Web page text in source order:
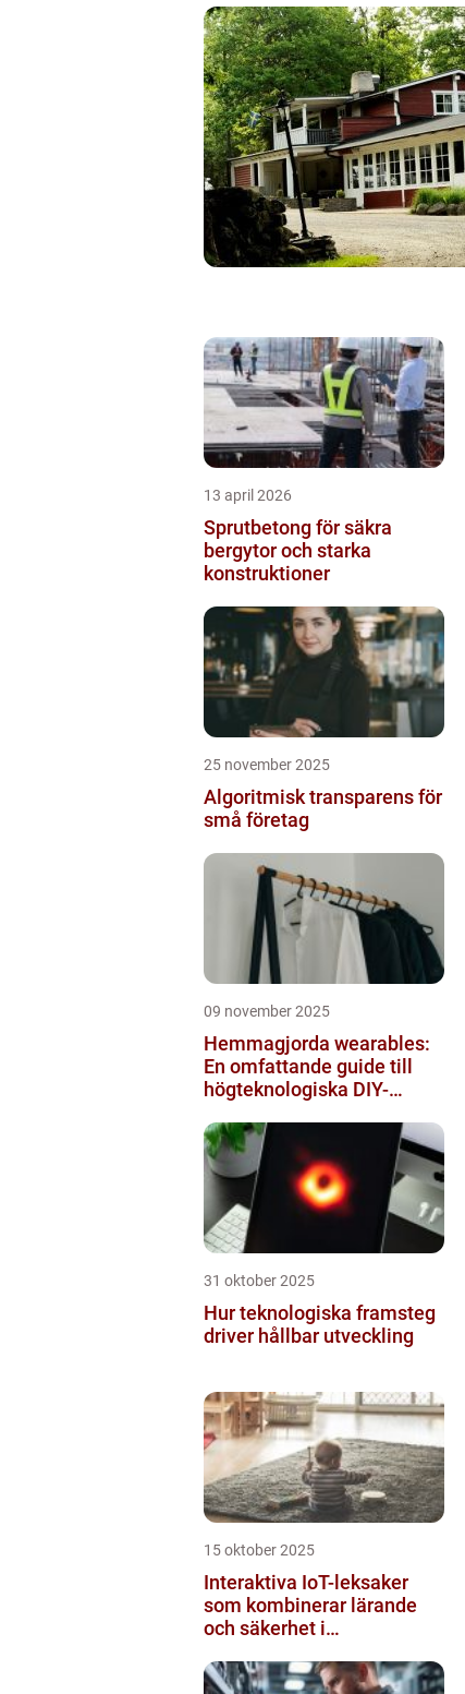
13 april 2026
Sprutbetong för säkra
bergytor och starka
konstruktioner
25 november 2025
Algoritmisk transparens för
små företag
09 november 2025
Hemmagjorda wearables:
En omfattande guide till
högteknologiska DIY-
31 oktober 2025
Hur teknologiska framsteg
driver hållbar utveckling
15 oktober 2025
Interaktiva IoT-leksaker
som kombinerar lärande
och säkerhet i